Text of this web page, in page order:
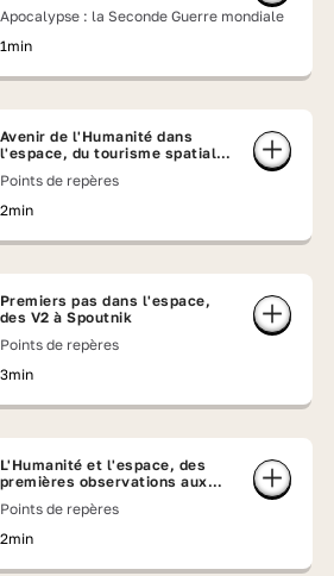
Apocalypse : la Seconde Guerre mondiale
1min
Avenir de l'Humanité dans
l'espace, du tourisme spatial à
Points de repères
2min
Premiers pas dans l'espace,
des V2 à Spoutnik
Points de repères
3min
L'Humanité et l'espace, des
premières observations aux
Points de repères
2min